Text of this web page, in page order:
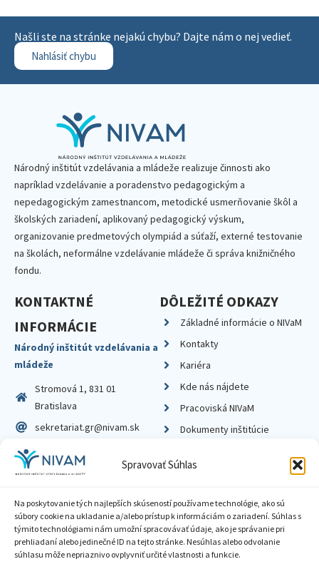
Spravovať Súhlas
Na poskytovanie tých najlepších skúseností používame technológie, ako sú
súbory cookie na ukladanie a/alebo prístup k informáciám o zariadení. Súhlas s
týmito technológiami nám umožní spracovávať údaje, ako je správanie pri
prehliadaní alebo jedinečné ID na tejto stránke. Nesúhlas alebo odvolanie
súhlasu môže nepriaznivo ovplyvniť určité vlastnosti a funkcie.
Našli ste na stránke nejakú chybu? Dajte nám o nej vedieť.
Nahlásiť chybu
Národný inštitút vzdelávania a mládeže realizuje činnosti ako
napríklad vzdelávanie a poradenstvo pedagogickým a
nepedagogickým zamestnancom, metodické usmerňovanie škôl a
školských zariadení, aplikovaný pedagogický výskum,
organizovanie predmetových olympiád a súťaží, externé testovanie
na školách, neformálne vzdelávanie mládeže či správa knižničného
fondu.
KONTAKTNÉ
INFORMÁCIE
Národný inštitút vzdelávania a
mládeže
Stromová 1, 831 01
Bratislava
sekretariat.gr@nivam.sk
IČO: 00164348
DIČ: 2020798714
DÔLEŽITÉ ODKAZY
Základné informácie o NIVaM
Kontakty
Kariéra
Kde nás nájdete
Pracoviská NIVaM
Dokumenty inštitúcie
Zásady ochrany súkromia